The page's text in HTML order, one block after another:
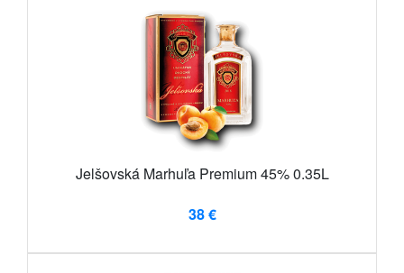
Jelšovská Marhuľa Premium 45% 0.35L
38 €